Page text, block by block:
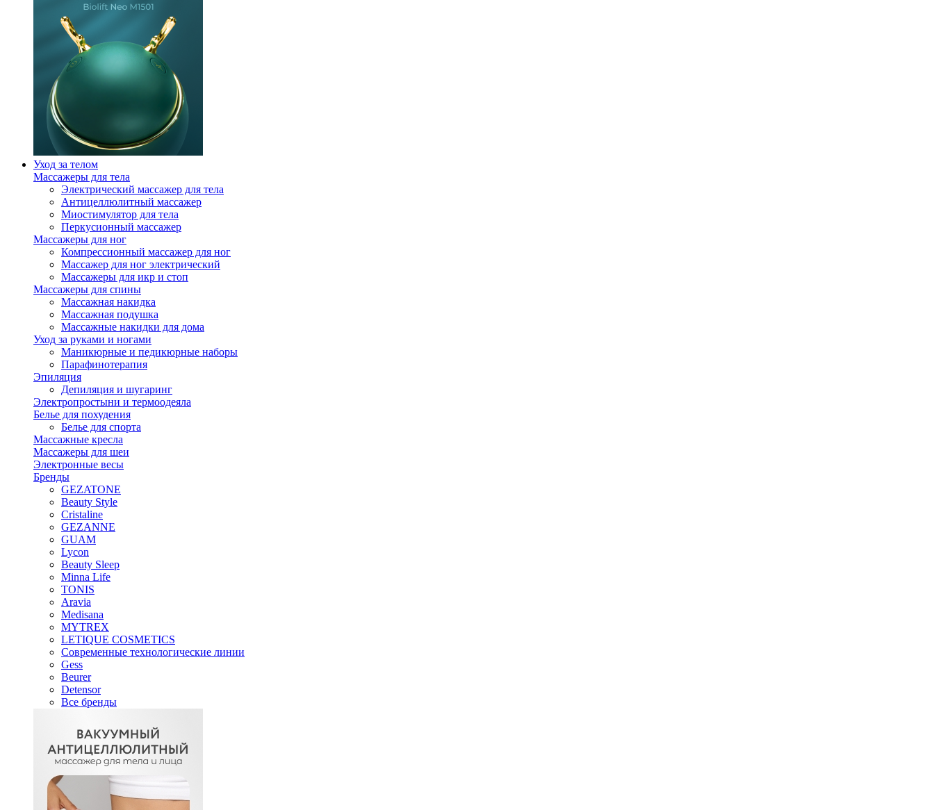
Уход за телом
Массажеры для тела
Электрический массажер для тела
Антицеллюлитный массажер
Миостимулятор для тела
Перкусионный массажер
Массажеры для ног
Компрессионный массажер для ног
Массажер для ног электрический
Массажеры для икр и стоп
Массажеры для спины
Массажная накидка
Массажная подушка
Массажные накидки для дома
Уход за руками и ногами
Маникюрные и педикюрные наборы
Парафинотерапия
Эпиляция
Депиляция и шугаринг
Электропростыни и термоодеяла
Белье для похудения
Белье для спорта
Массажные кресла
Массажеры для шеи
Электронные весы
Бренды
GEZATONE
Beauty Style
Cristaline
GEZANNE
GUAM
Lycon
Beauty Sleep
Minna Life
TONIS
Aravia
Medisana
MYTREX
LETIQUE COSMETICS
Современные технологические линии
Gess
Beurer
Detensor
Все бренды